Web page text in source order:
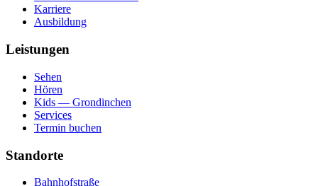
Karriere
Ausbildung
Leistungen
Sehen
Hören
Kids — Grondinchen
Services
Termin buchen
Standorte
Bahnhofstraße